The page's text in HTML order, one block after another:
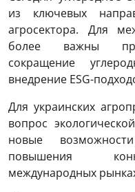
из ключевых
агросектора. Для
более важны
сокращение
внедрение ESG-
Для украинских
вопрос
новые
повышения
международных